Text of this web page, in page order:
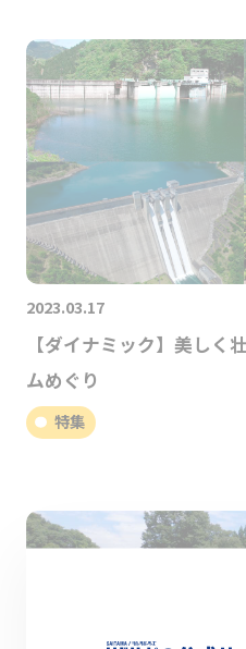
2023.03.17
【ダイナミック】美しく
ムめぐり
特集